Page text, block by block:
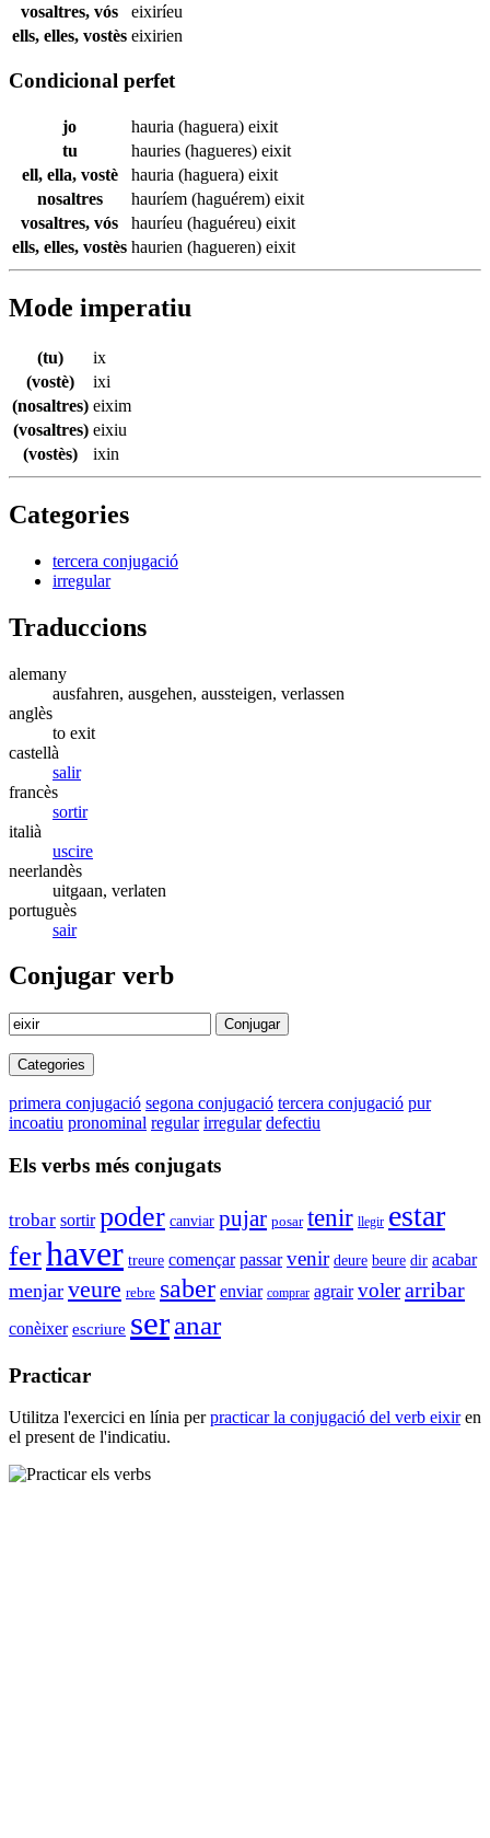
vosaltres, vós
eixiríeu
ells, elles, vostès eixirien
Condicional perfet
jo hauria (haguera) eixit
tu
hauries (hagueres) eixit
ell, ella, vostè
hauria (haguera) eixit
nosaltres
hauríem (haguérem) eixit
vosaltres, vós
hauríeu (haguéreu) eixit
ells, elles, vostès haurien (hagueren) eixit
Mode imperatiu
(tu)
ix
(vostè)
ixi
(nosaltres) eixim
(vosaltres) eixiu
(vostès)
ixin
Categories
tercera conjugació
irregular
Traduccions
alemany
ausfahren, ausgehen, aussteigen, verlassen
anglès
to exit
castellà
salir
francès
sortir
italià
uscire
neerlandès
uitgaan, verlaten
portuguès
sair
Conjugar verb
Conjugar
Categories
primera conjugació segona conjugació tercera conjugació pur
incoatiu pronominal regular irregular defectiu
Els verbs més conjugats
trobar sortir poder canviar pujar posar tenir llegir estar
ferhaver treure començar passar venir deure beure dir acabar
menjar veure rebre saber enviar comprar agrair volerarribar
conèixer escriure seranar
Practicar
Utilitza l'exercici en línia perpracticar la conjugació del verb eixiren
el present de l'indicatiu.